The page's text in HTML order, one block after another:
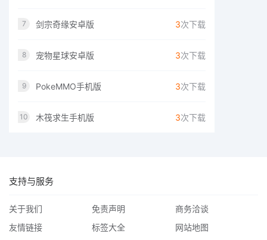
7 剑宗奇缘安卓版 3次下载
8 宠物星球安卓版 3次下载
9 PokeMMO手机版 3次下载
10 木筏求生手机版 3次下载
支持与服务
关于我们 免责声明
商务洽谈
友情链接
标签大全 网站地图